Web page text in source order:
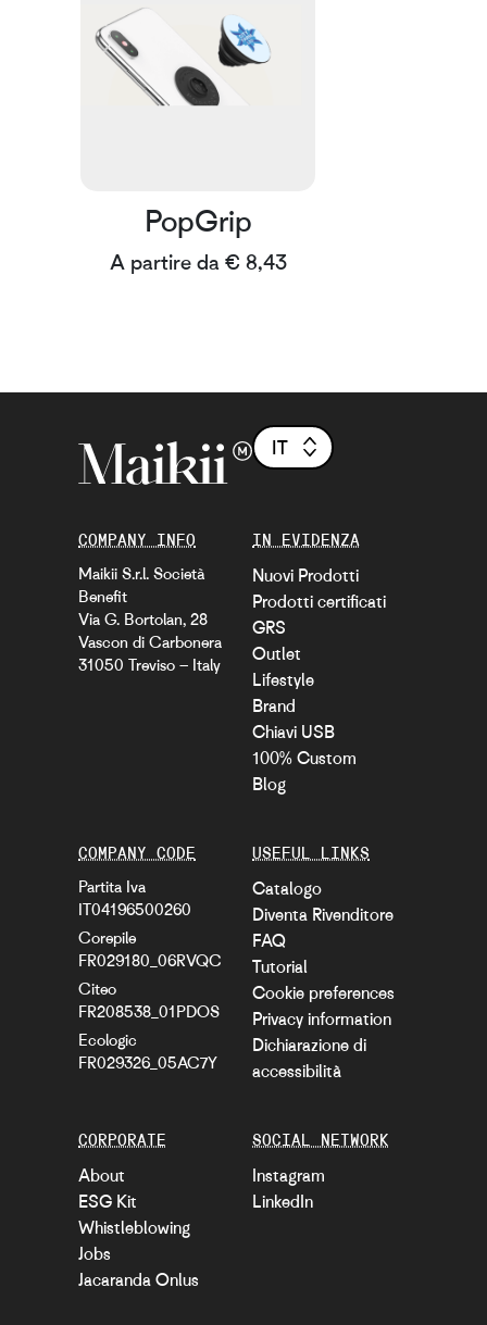
PopGrip
A partire da € 8,43
COMPANY INFO
Maikii S.r.l. Società
Benefit
Via G. Bortolan, 28
Vascon di Carbonera
31050 Treviso – Italy
IN EVIDENZA
Nuovi Prodotti
Prodotti certificati
GRS
Outlet
Lifestyle
Brand
Chiavi USB
100% Custom
Blog
CORPORATE
About
ESG Kit
Whistleblowing
Jobs
Jacaranda Onlus
USEFUL LINKS
Catalogo
Diventa Rivenditore
FAQ
Tutorial
Cookie preferences
Privacy information
Dichiarazione di
accessibilità
COMPANY CODE
Partita Iva
IT04196500260
Corepile
FR029180_06RVQC
Citeo
FR208538_01PDOS
Ecologic
FR029326_05AC7Y
SOCIAL NETWORK
Instagram
LinkedIn
IT